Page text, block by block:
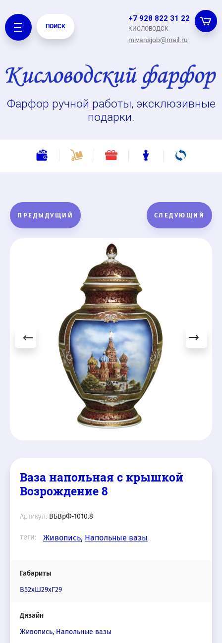
ПОИСК
Фарфор ручной работы, эксклюзивные
подарки.
+7 928 822 31 22
КИСЛОВОДСК
mivansjob@mail.ru
ПРЕДЫДУЩИЙ СЛЕДУЮЩИЙ
Ваза напольная с крышкой
Возрождение 8
Артикул: ВБВрФ-1010.8
теги: Живопись, Напольные вазы
Габариты
В52хШ29хГ29
Дизайн
Живопись, Напольные вазы